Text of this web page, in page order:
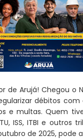
de Arujá! Chegou o
débitos
e multas. Quem
ISS, ITBI e outros
de 2025, pode